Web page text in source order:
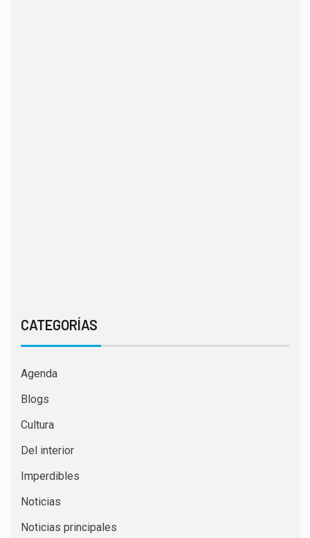
CATEGORÍAS
Agenda
Blogs
Cultura
Del interior
Imperdibles
Noticias
Noticias principales